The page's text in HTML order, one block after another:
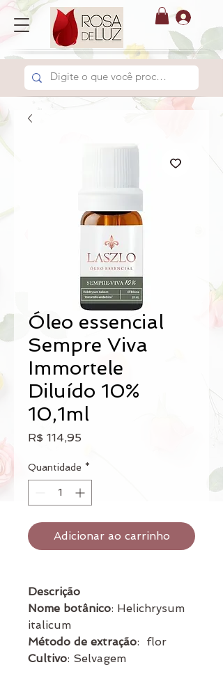
Óleo essencial
Sempre Viva
Immortele
Diluído 10%
10,1ml
R$ 114,95
Quantidade *
Adicionar ao carrinho
Descrição
Nome botânico: Helichrysum
italicum
Método de extração: flor
Cultivo: Selvagem